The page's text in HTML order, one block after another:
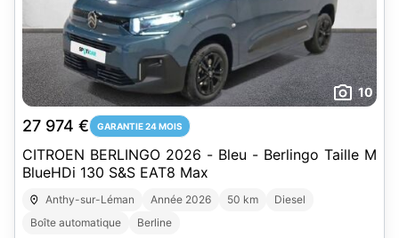
10
27 974 € GARANTIE 24 MOIS
CITROEN BERLINGO 2026 - Bleu - Berlingo Taille M
BlueHDi 130 S&S EAT8 Max
Anthy-sur-Léman Année 2026 50 km
Diesel
Boîte automatique
Berline